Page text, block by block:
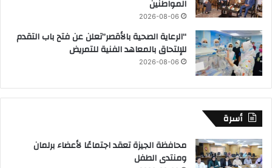
المواطنين
2026-08-06
“الرعاية الصحية بالأقصر”تعلن عن فتح باب التقدم
للإلتحاق بالمعاهد الفنية للتمريض
2026-08-06
أسرة
محافظة الجيزة تعقد اجتماعًا لأعضاء برلمان
ومنتدى الطفل